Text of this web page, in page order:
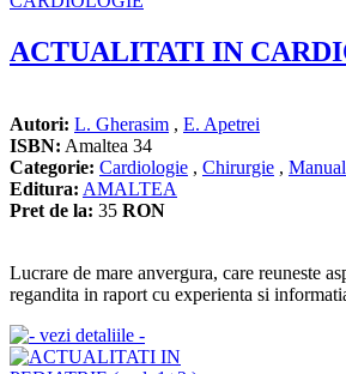
ACTUALITATI IN
Autori: L. Gherasim , E. Apetrei
ISBN: Amaltea 34
Categorie: Cardiologie , Chirurgie ,
Editura: AMALTEA
Pret de la: 35 RON
Lucrare de mare anvergura, care reuneste
regandita in raport cu experienta si